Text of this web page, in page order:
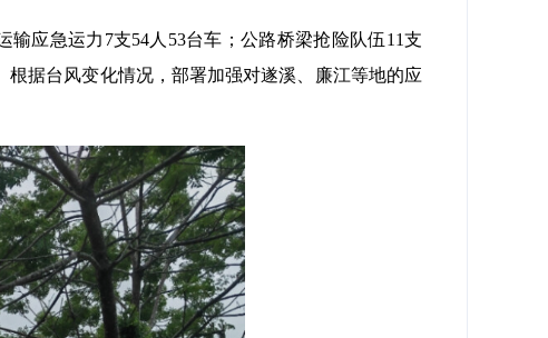
应急运力7支54人53台车；公路桥梁抢险队伍11支
根据台风变化情况，部署加强对遂溪、廉江等地的应